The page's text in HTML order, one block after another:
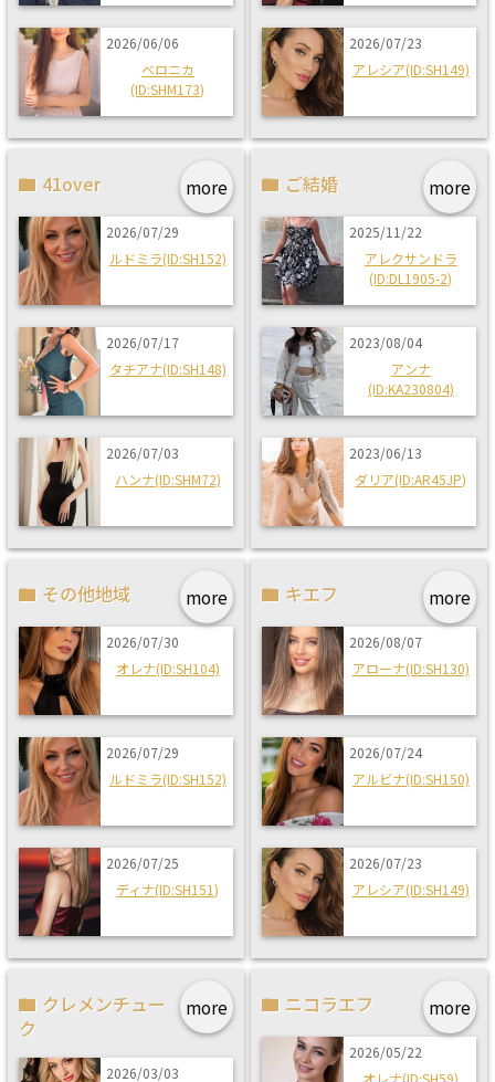
2026/06/06
ベロニカ
(ID:SHM173)
2026/07/23
アレシア(ID:SH149)
more
41over
2026/07/29
ルドミラ(ID:SH152)
2026/07/17
タチアナ(ID:SH148)
2026/07/03
ハンナ(ID:SHM72)
more
ご結婚
2025/11/22
アレクサンドラ
(ID:DL1905-2)
2023/08/04
アンナ
(ID:KA230804)
2023/06/13
ダリア(ID:AR45JP)
more
その他地域
2026/07/30
オレナ(ID:SH104)
2026/07/29
ルドミラ(ID:SH152)
2026/07/25
ディナ(ID:SH151)
more
キエフ
2026/08/07
アローナ(ID:SH130)
2026/07/24
アルビナ(ID:SH150)
2026/07/23
アレシア(ID:SH149)
more
クレメンチュー
ク
2026/03/03
more
ニコラエフ
2026/05/22